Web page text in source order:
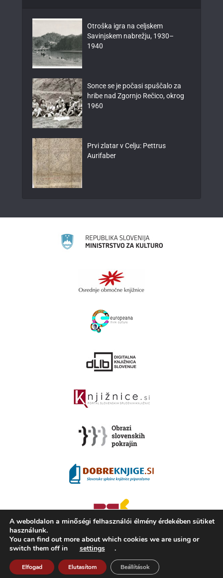
Otroška igra na celjskem
Savinjskem nabrežju, 1930–
1940
Sonce se je počasi spuščalo za
hribe nad Zgornjo Rečico, okrog
1960
Prvi zlatar v Celju: Pettrus
Aurifaber
2008 - 2026 ©KAMRA, Production: TrueCAD d.o.o.
A Kamra ismertetése Használati feltételek ISSN 2350-5559
A weboldalon a minőségi felhasználói élmény érdekében sütiket
használunk.
You can find out more about which cookies we are using or
switch them off in
settings .
Elfogad Elutasítom Beállítások